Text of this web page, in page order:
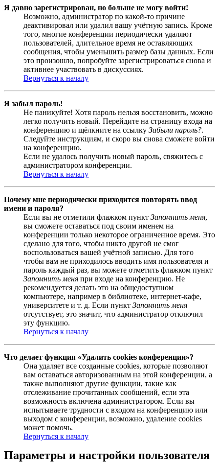
Я давно зарегистрирован, но больше не могу войти!
Возможно, администратор по какой-то причине
деактивировал или удалил вашу учётную запись. Кроме
того, многие конференции периодически удаляют
пользователей, длительное время не оставляющих
сообщения, чтобы уменьшить размер базы данных. Если
это произошло, попробуйте зарегистрироваться снова и
активнее участвовать в дискуссиях.
Вернуться к началу
Я забыл пароль!
Не паникуйте! Хотя пароль нельзя восстановить, можно
легко получить новый. Перейдите на страницу входа на
конференцию и щёлкните на ссылку Забыли пароль?.
Следуйте инструкциям, и скоро вы снова сможете войти
на конференцию.
Если не удалось получить новый пароль, свяжитесь с
администратором конференции.
Вернуться к началу
Почему мне периодически приходится повторять ввод
имени и пароля?
Если вы не отметили флажком пункт Запомнить меня,
вы сможете оставаться под своим именем на
конференции только некоторое ограниченное время. Это
сделано для того, чтобы никто другой не смог
воспользоваться вашей учётной записью. Для того
чтобы вам не приходилось вводить имя пользователя и
пароль каждый раз, вы можете отметить флажком пункт
Запомнить меня при входе на конференцию. Не
рекомендуется делать это на общедоступном
компьютере, например в библиотеке, интернет-кафе,
университете и т. д. Если пункт Запомнить меня
отсутствует, это значит, что администратор отключил
эту функцию.
Вернуться к началу
Что делает функция «Удалить cookies конференции»?
Она удаляет все созданные cookies, которые позволяют
вам оставаться авторизованным на этой конференции, а
также выполняют другие функции, такие как
отслеживание прочитанных сообщений, если эта
возможность включена администратором. Если вы
испытываете трудности с входом на конференцию или
выходом с конференции, возможно, удаление cookies
может помочь.
Вернуться к началу
Параметры и настройки пользователя